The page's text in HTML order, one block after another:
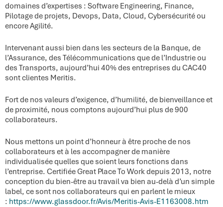
domaines d’expertises : Software Engineering, Finance,
Pilotage de projets, Devops, Data, Cloud, Cybersécurité ou
encore Agilité.​
Intervenant aussi bien dans les secteurs de la Banque, de
l’Assurance, des Télécommunications que de l’Industrie ou
des Transports, aujourd’hui 40% des entreprises du CAC40
sont clientes Meritis.​
Fort de nos valeurs d’exigence, d’humilité, de bienveillance et
de proximité, nous comptons aujourd’hui plus de 900
collaborateurs.​
Nous mettons un point d’honneur à être proche de nos
collaborateurs et à les accompagner de manière
individualisée quelles que soient leurs fonctions dans
l’entreprise. Certifiée Great Place To Work depuis 2013, notre
conception du bien-être au travail va bien au-delà d’un simple
label, ce sont nos collaborateurs qui en parlent le mieux
: https://www.glassdoor.fr/Avis/Meritis-Avis-E1163008.htm